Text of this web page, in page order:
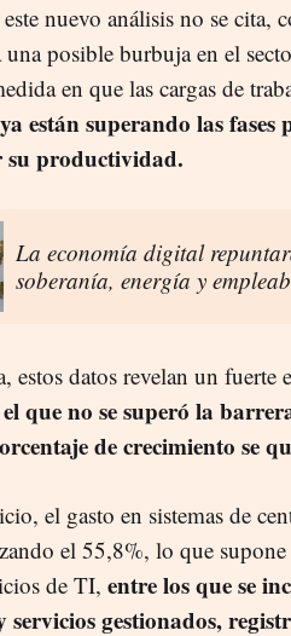
nuevo análisis no se cita,
una posible burbuja en el
en que las cargas de
están superando las
su productividad.
La economía digital
soberanía, energía y
estos datos revelan un
que no se superó la
de crecimiento se
el gasto en sistemas de
el 55,8%, lo que
de TI, entre los que se
servicios gestionados,